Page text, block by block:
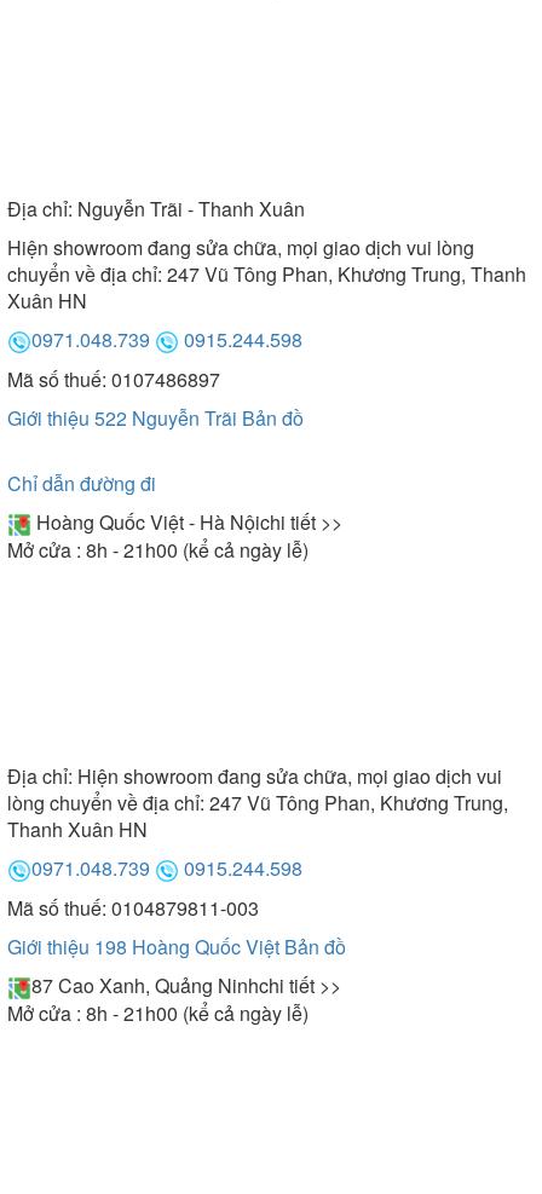
Địa chỉ: Nguyễn Trãi - Thanh Xuân
Hiện showroom đang sửa chữa, mọi giao dịch vui lòng
chuyển về địa chỉ: 247 Vũ Tông Phan, Khương Trung, Thanh
Xuân HN
0971.048.739
0915.244.598
Mã số thuế: 0107486897
Giới thiệu 522 Nguyễn Trãi Bản đồ
Chỉ dẫn đường đi
Hoàng Quốc Việt - Hà Nộichi tiết >>
Mở cửa : 8h - 21h00 (kể cả ngày lễ)
Địa chỉ: Hiện showroom đang sửa chữa, mọi giao dịch vui
lòng chuyển về địa chỉ: 247 Vũ Tông Phan, Khương Trung,
Thanh Xuân HN
0971.048.739
0915.244.598
Mã số thuế: 0104879811-003
Giới thiệu 198 Hoàng Quốc Việt Bản đồ
87 Cao Xanh, Quảng Ninhchi tiết >>
Mở cửa : 8h - 21h00 (kể cả ngày lễ)